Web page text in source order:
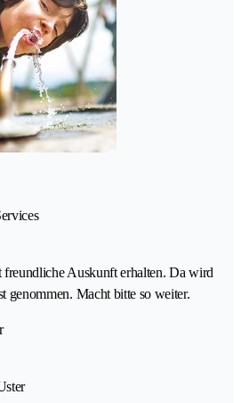
freundliche Auskunft erhalten. Da wird
genommen. Macht bitte so weiter.